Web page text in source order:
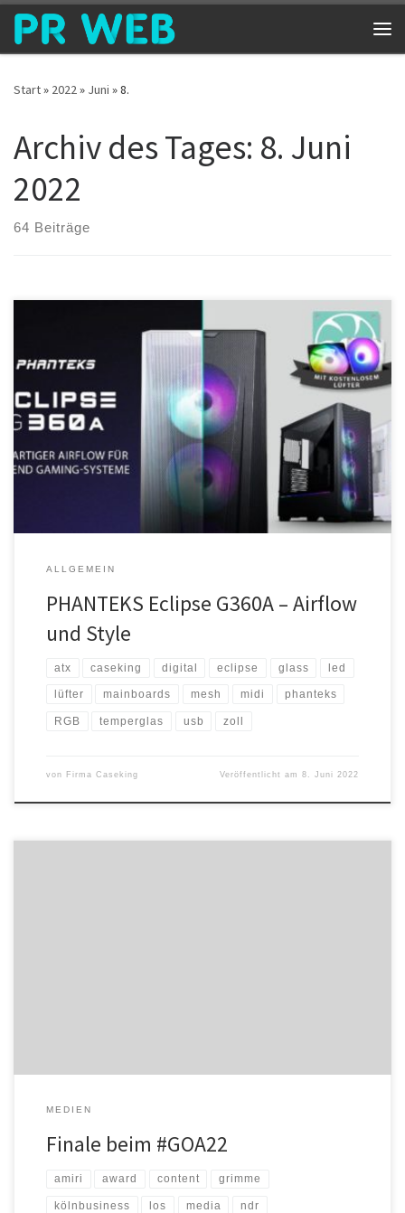
Zum Inhalt springen
Start» 2022» Juni »8.
Archiv des Tages: 8. Juni
2022
64 Beiträge
PHANTEKS setzen die Messlatte noch mal ein Stück höher! Das
Eclipse G360A baut clever auf seinen bereits fantastischen
Vorgänger auf und holt noch mehr Performance aus einem
dennoch erfreulich preiswerten Gehäuse heraus. Mit Platz für
360er Radiatoren vorne und unter dem Dach und insgesamt bis zu
sieben Lüftern, wird bei […]
ALLGEMEIN
PHANTEKS Eclipse G360A – Airflow
und Style
atx caseking digital eclipse glass led
lüfter mainboards mesh midi phanteks
RGB temperglas usb zoll
von Firma Caseking Veröffentlicht am8. Juni 2022
MEDIEN
Finale beim #GOA22
amiri award content grimme
kölnbusiness los media ndr